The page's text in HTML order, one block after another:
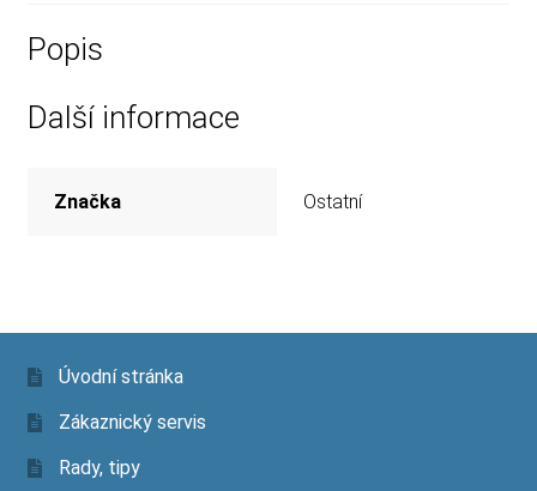
Popis
Další informace
Značka Ostatní
Úvodní stránka
Zákaznický servis
Rady, tipy